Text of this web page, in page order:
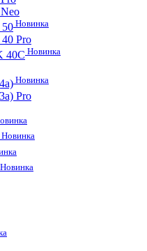
Новинка
Pro
40C Новинка
Новинка
Pro
Новинка
Новинка